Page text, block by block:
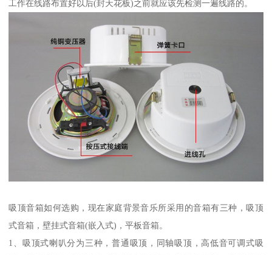
工作在线路布置好以后(封天花板)之前就应该先检测一遍线路的。
吸顶音箱如何选购，现在家庭背景音乐所采用的音箱有三种，吸顶
式音箱，壁挂式音箱(嵌入式)，平板音箱。
1、吸顶式喇叭分为三种，普通吸顶，同轴吸顶，高低音可调式吸